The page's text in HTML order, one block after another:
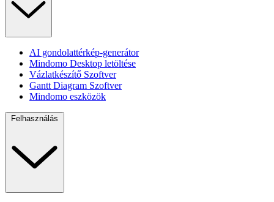
AI gondolattérkép-generátor
Mindomo Desktop letöltése
Vázlatkészítő Szoftver
Gantt Diagram Szoftver
Mindomo eszközök
Felhasználás